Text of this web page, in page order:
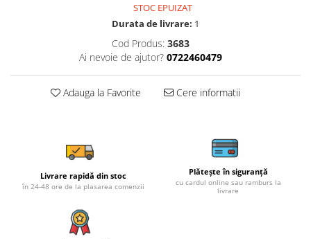
STOC EPUIZAT
Durata de livrare: 1
Cod Produs: 3683
Ai nevoie de ajutor? 0722460479
Adauga la Favorite Cere informatii
Livrare rapidă din stoc
în 24-48 ore de la plasarea comenzii
Plătește în siguranță
cu cardul online sau ramburs la
livrare